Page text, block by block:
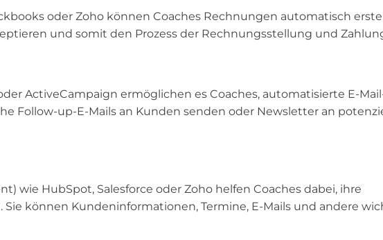
oder Zoho können Coaches Rechnungen automatisch
und somit den Prozess der Rechnungsstellung und
ActiveCampaign ermöglichen es Coaches, automatisierte E-
Follow-up-E-Mails an Kunden senden oder Newsletter an
wie HubSpot, Salesforce oder Zoho helfen Coaches dabei, ihre
können Kundeninformationen, Termine, E-Mails und andere